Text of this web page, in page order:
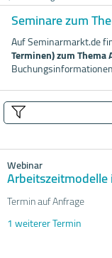
Seminare zum
Auf Seminarmarkt.de
Terminen) zum
Webinar
Termin auf Anfrage
1 weiterer Termin